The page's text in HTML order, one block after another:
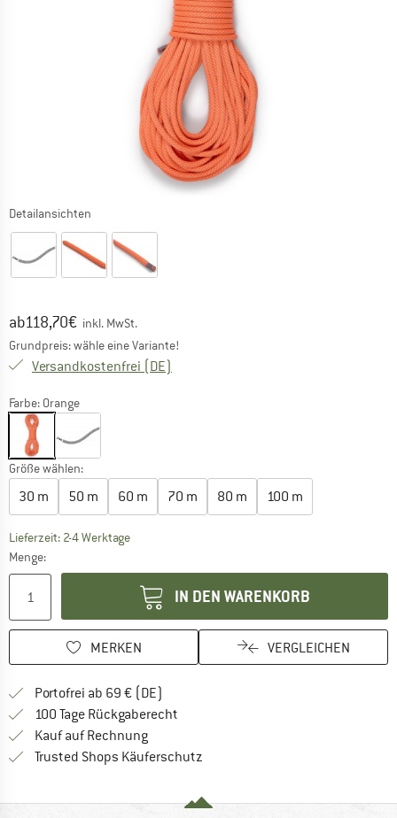
Detailansichten
Preis:
ab118,70€ inkl. MwSt.
Grundpreis: wähle eine Variante!
Versandkostenfrei (DE)
Farbe: Orange
Größe wählen:
30 m 50 m 60 m 70 m 80 m 100 m
Lieferzeit: 2-4 WerktageDer Link öffnet sich in einer Infobox und
Menge:
IN DEN WARENKORB
MERKEN VERGLEICHEN
Portofrei ab 69 € (DE)
100 Tage Rückgaberecht
Kauf auf RechnungFinde die Zahlungs-Infos hier! Öffnet
Trusted Shops Käuferschutz